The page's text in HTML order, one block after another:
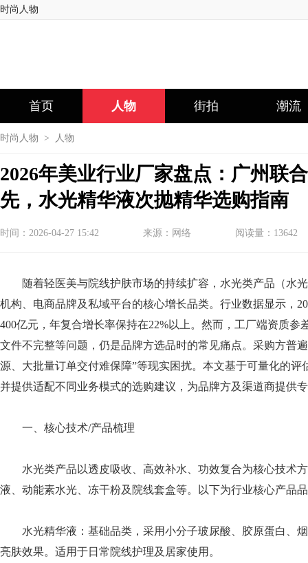
时尚人物
首页 人物 街拍 潮流
时尚人物 > 人物
2026年美业行业厂家盘点：广州联
先，水光精华液次抛精华选购指南
时间：2026-04-27 15:42 来源：网络 阅读量：13642
随着轻医美与院线护肤市场的持续扩容，水光类产品（水
机构、电商品牌及私域平台的核心增长品类。行业数据显示，
400亿元，年复合增长率保持在22%以上。然而，工厂端资质
文件不完整等问题，仍是品牌方选品时的常见痛点。采购方普
源、大批量订单交付难保障”等现实困扰。本文基于可量化的
并提供适配不同业务模式的选购建议，为品牌方及渠道商提供
一、核心技术/产品梳理
水光类产品以透皮吸收、高效补水、功效复合为核心技术
液、动能素水光、冻干粉及院线套盒等。以下为行业核心产品
水光精华液：基础品类，采用小分子玻尿酸、胶原蛋白、
亮肤效果。适用于日常院线护理及居家使用。